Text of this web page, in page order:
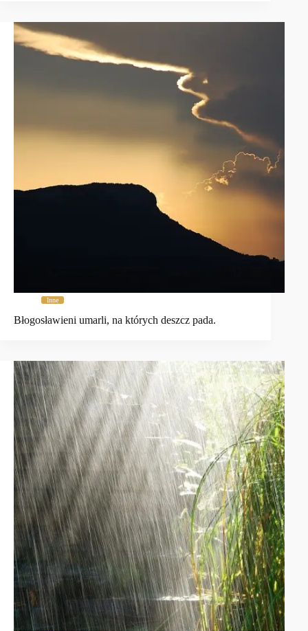
Inne
Błogosławieni umarli, na których deszcz pada.